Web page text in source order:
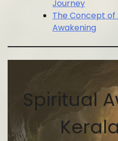
Journey
The Concept of
Awakening
Spiritual